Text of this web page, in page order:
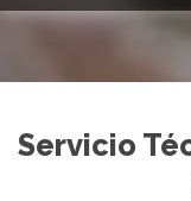
Servicio